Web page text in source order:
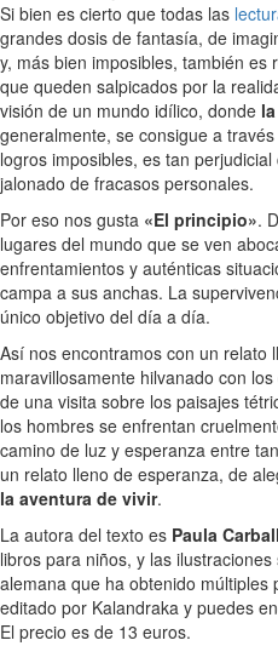
Si bien es cierto que todas las
grandes dosis de fantasía, de
y, más bien imposibles, también es
que queden salpicados por la
visión de un mundo idílico, donde
generalmente, se consigue a
logros imposibles, es tan
jalonado de fracasos personales.
Por eso nos gusta «El principio».
lugares del mundo que se ven
enfrentamientos y auténticas
campa a sus anchas. La
único objetivo del día a día.
Así nos encontramos con un relato
maravillosamente hilvanado con
de una visita sobre los paisajes
los hombres se enfrentan
camino de luz y esperanza entre
un relato lleno de esperanza, de
la aventura de vivir.
La autora del texto es Paula
libros para niños, y las
alemana que ha obtenido múltiples
editado por Kalandraka y puedes
El precio es de 13 euros.